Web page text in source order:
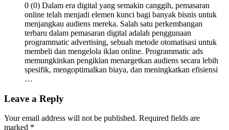
0 (0) Dalam era digital yang semakin canggih, pemasaran
online telah menjadi elemen kunci bagi banyak bisnis untuk
menjangkau audiens mereka. Salah satu perkembangan
terbaru dalam pemasaran digital adalah penggunaan
programmatic advertising, sebuah metode otomatisasi untuk
membeli dan mengelola iklan online. Programmatic ads
memungkinkan pengiklan menargetkan audiens secara lebih
spesifik, mengoptimalkan biaya, dan meningkatkan efisiensi
…
Leave a Reply
Your email address will not be published. Required fields are
marked *